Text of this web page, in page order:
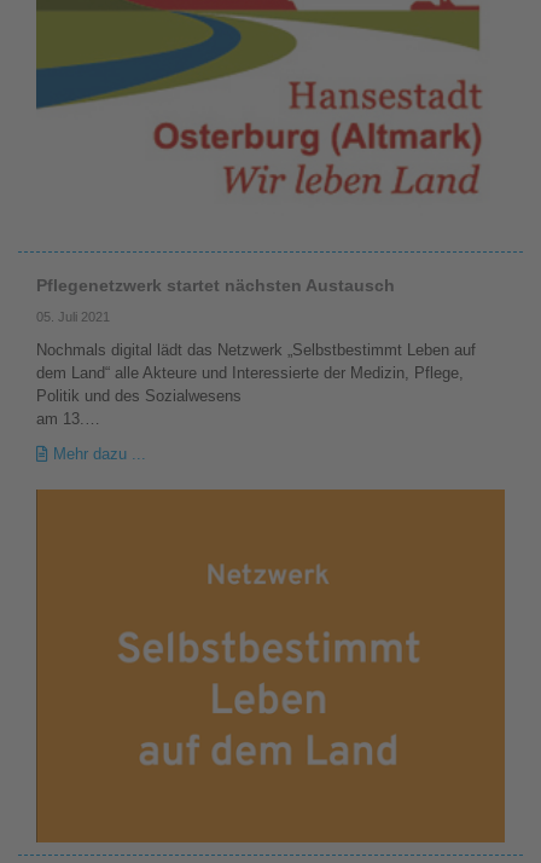
Pflegenetzwerk startet nächsten Austausch
05. Juli 2021
Nochmals digital lädt das Netzwerk „Selbstbestimmt Leben auf
dem Land“ alle Akteure und Interessierte der Medizin, Pflege,
Politik und des Sozialwesens
am 13.…
Mehr dazu ...